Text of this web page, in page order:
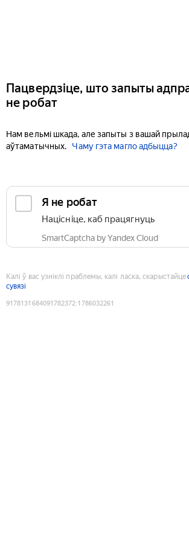
Пацвердзіце, што запыты
не робат
Нам вельмі шкада, але запыты з вашай
аўтаматычных.
Чаму гэта магло адбыцца?
Я не робат
Націсніце, каб працягнуць
SmartCaptcha by Yandex Cloud
Калі ў вас узніклі праблемы, калі ласка, скарыстайце
сувязі
9178131684091782372:1786032261